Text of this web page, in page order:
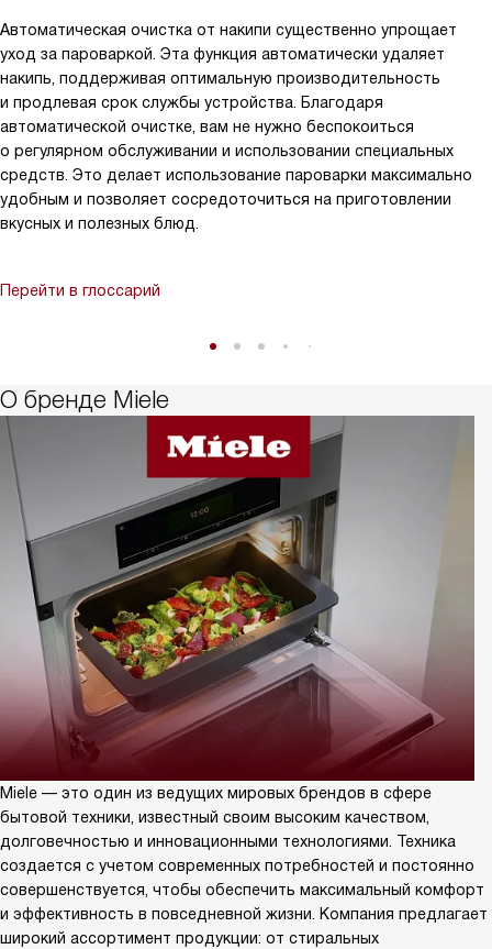
Автоматическая очистка от накипи существенно упрощает
уход за пароваркой. Эта функция автоматически удаляет
накипь, поддерживая оптимальную производительность
и продлевая срок службы устройства. Благодаря
автоматической очистке, вам не нужно беспокоиться
о регулярном обслуживании и использовании специальных
средств. Это делает использование пароварки максимально
удобным и позволяет сосредоточиться на приготовлении
вкусных и полезных блюд.
Перейти в глоссарий
О бренде Miele
Miele — это один из ведущих мировых брендов в сфере
бытовой техники, известный своим высоким качеством,
долговечностью и инновационными технологиями. Техника
создается с учетом современных потребностей и постоянно
совершенствуется, чтобы обеспечить максимальный комфорт
и эффективность в повседневной жизни. Компания предлагает
широкий ассортимент продукции: от стиральных